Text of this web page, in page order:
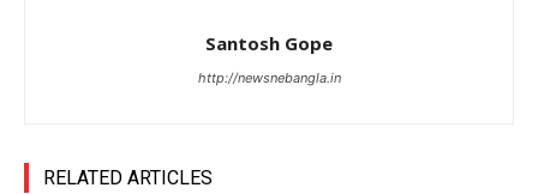
Santosh Gope
http://newsnebangla.in
RELATED ARTICLES